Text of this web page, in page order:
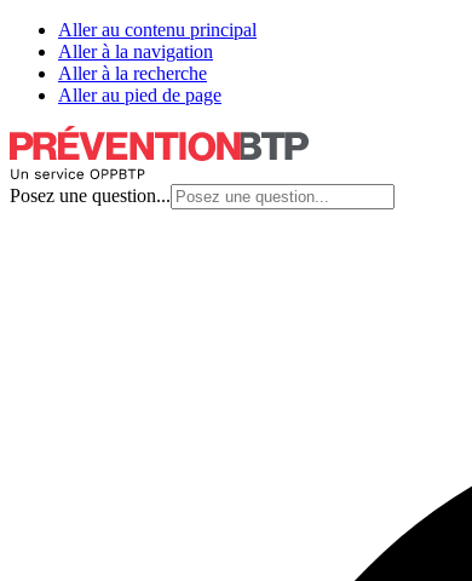
Aller au contenu principal
Aller à la navigation
Aller à la recherche
Aller au pied de page
Posez une question...